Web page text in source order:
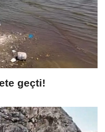
geçti!